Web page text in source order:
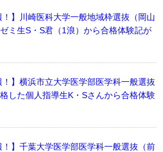
！】川崎医科大学一般地域枠選抜（岡山
ミ生S・S君（1浪）から合格体験記が
！】横浜市立大学医学部医学科一般選抜
した個人指導生K・Sさんから合格体験
！】千葉大学医学部医学科一般選抜（前